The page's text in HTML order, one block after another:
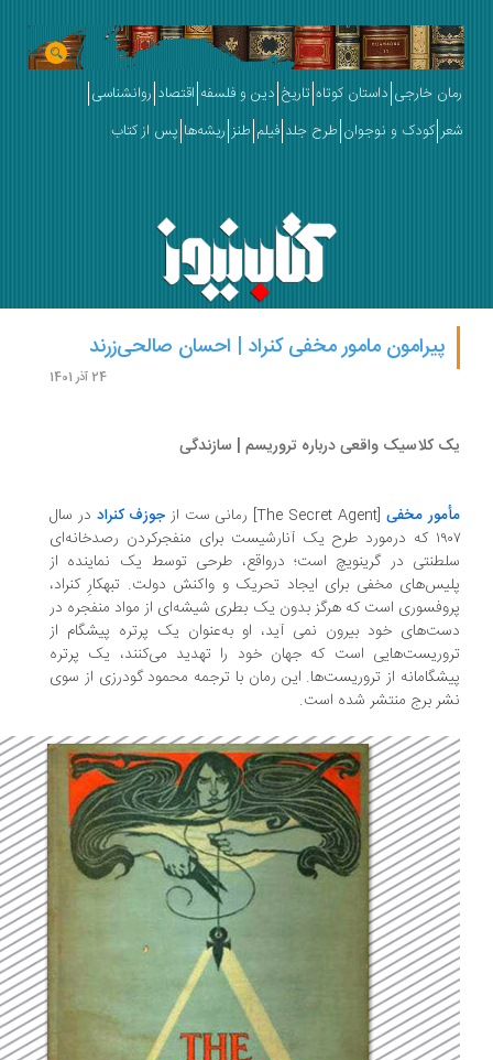
خارجی داستان کوتاه تاریخ دین و فلسفه اقتصاد روانشناسی
کودک و نوجوان طرح جلد فیلم طنز ریشه‌ها پس از کتاب
پیرامون مامور مخفی کنراد | احسان صالحی‌زرند
کلاسیک واقعی درباره تروریسم | سازندگی
مخفی [The Secret Agent]رمانی ست ازجوزف کنراد در سال
۱۹۰۷ که درمورد طرح یک آنارشیست برای منفجرکردن رصدخانه‌ای
در گرینویچ است؛ درواقع، طرحی توسط یک نماینده از
مخفی برای ایجاد تحریک و واکنش دولت. تبهکارِ کنراد،
است که هرگز بدون یک بطری شیشه‌ای از مواد منفجره در
خود بیرون نمی آید، او به‌عنوان یک پرتره پیشگام از
است که جهان خود را تهدید می‌کنند، یک پرتره
از تروریست‌ها. این رمان با ترجمه محمود گودرزی از سوی
برج منتشر شده است.